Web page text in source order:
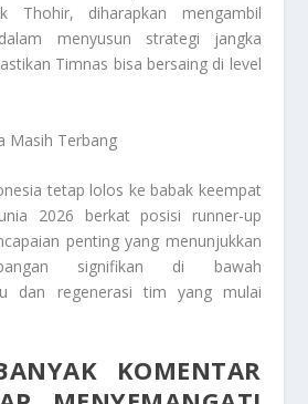
Thohir, diharapkan mengambil
menyusun strategi jangka
Timnas bisa bersaing di level
Masih Terbang
tetap lolos ke babak keempat
2026 berkat posisi runner-up
penting yang menunjukkan
signifikan di bawah
dan regenerasi tim yang mulai
KOMENTAR